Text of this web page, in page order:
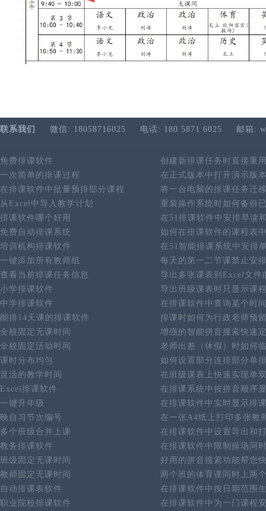
联系我们 微信: 18058716025 电话: 180 5871 6025 邮箱:
免费排课软件
创建新排课任务时直接重
一次简单的排课过程
在正式版本中打开演示版
在排课软件中批量预排部分课程
将一台电脑的排课任务迁
从Excel中导入教学计划
重装操作系统时如何备份
排课软件哪个好用
在51排课软件中安排早读
免费自动排课系统
如何在排课软件的课程表
培训机构排课软件
在51智能排课系统中安排
一键添加所有教师组
每天的第一二节课禁止安
查看当前排课任务信息
导出多张课表到Excel文件
小学排课软件
导出班级课表时只显示课
中学排课软件
在排课软件中查询某个时
能排14天课的排课软件
排课时如何为行政老师预
全校固定无课时间
增强的智能拼音搜索快速
全校固定活动时间
老师出差（休假）时如何
课时分布均匀
如何设置部分连排部分单
灵活的教学时间
在班级课表上快速实现单
Excel排课软件
在排课系统中按拼音顺序
一键升年级
在排课软件中实时显示排
晚自习节次编号
在一张A4纸上打印多张教
多个班级合并上课
在排课软件中设置导出和
教务排课软件
在排课软件中限制操场同
班级固定无课时间
好用的拼音搜索功能帮您
教师固定无课时间
两个班的体育课同时上两
自动排课表软件
在排课软件中按日期范围
职业院校排课软件
在排课软件中为一门课程